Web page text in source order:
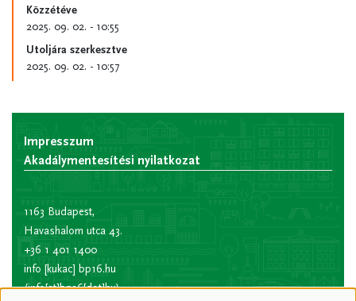
Közzétéve
2025. 09. 02. - 10:55
Utoljára szerkesztve
2025. 09. 02. - 10:57
Impresszum
Akadálymentesítési nyilatkozat
1163 Budapest,
Havashalom utca 43.
+36 1 401 1400
info [kukac] bp16.hu
(info[at]bp16[dot]hu)